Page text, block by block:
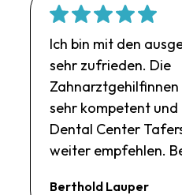
Ich bin mit den
sehr zufrieden. Die
Zahnarztgehilfinnen
sehr kompetent
Dental Center
weiter empfehlen.
Berthold Lauper